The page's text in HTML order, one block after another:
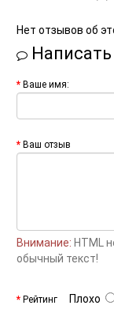
Нет отзывов об
Ваше имя:
Ваш отзыв
Внимание: HTML
обычный текст!
Рейтинг Плохо